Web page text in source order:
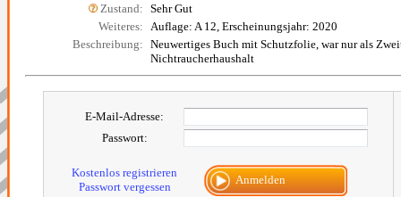
Zustand: Sehr Gut
Weiteres: Auflage: A 12, Erscheinungsjahr: 2020
Beschreibung: Neuwertiges Buch mit Schutzfolie, war nur als
Nichtraucherhaushalt
E-Mail-Adresse:
Passwort:
Kostenlos registrieren
Passwort vergessen
Anmelden